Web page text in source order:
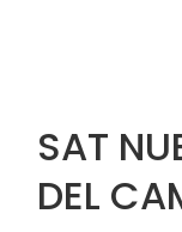
SAT
DEL